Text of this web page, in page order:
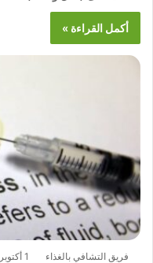
أكمل القراءة »
فريق التشافي بالغذاء 1 أكتوبر، 2023